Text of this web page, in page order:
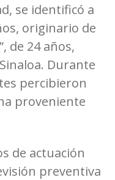
se identificó a
originario de
de 24 años,
Durante
percibieron
proveniente
de actuación
preventiva